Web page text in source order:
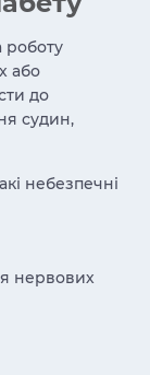
роботу
або
до
судин,
небезпечні
нервових